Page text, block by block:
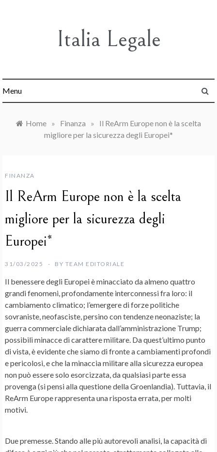
Italia Legale
Menu
Home » Finanza »
Il ReArm Europe non è la scelta
migliore per la sicurezza degli Europei*
FINANZA
Il ReArm Europe non è la scelta
migliore per la sicurezza degli
Europei*
31/03/2025 BY TEAM EDITORIALE
Il benessere degli Europei è minacciato da almeno quattro
grandi fenomeni, profondamente interconnessi fra loro: il
cambiamento climatico; l’emergere di forze politiche
sovraniste, neofasciste, persino con tendenze neonaziste; la
guerra commerciale dichiarata dall’amministrazione Trump;
possibili minacce di carattere militare. Da quest’ultimo punto
di vista, è evidente che siamo di fronte a cambiamenti profondi
e pericolosi, e che la minaccia militare alla sicurezza europea
non può essere solo esorcizzata, da qualsiasi parte essa
provenga (si pensi alla questione della Groenlandia). Tuttavia, il
ReArm Europe rappresenta una risposta errata, per molti
motivi.
Due premesse. Stando alle più autorevoli analisi, la capacità di